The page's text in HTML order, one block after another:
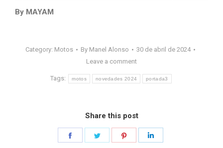
By MAYAM
Category: Motos By Manel Alonso
30 de abril de 2024
Leave a comment
Tags: motos novedades 2024 portada3
Share this post